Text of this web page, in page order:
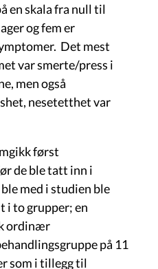
en skala fra null til
og fem er
Det mest
var smerte/press i
men også
nesetetthet var
først
de ble tatt inn i
med i studien ble
to grupper; en
ordinær
på 11
som i tillegg til